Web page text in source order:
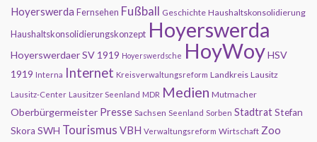
Hoyerswerda Fernsehen Fußball Geschichte Haushaltskonsolidierung
Haushaltskonsolidierungskonzept Hoyerswerda
Hoyerswerdaer SV 1919 Hoyerswerdsche HoyWoyHSV
1919 Interna Internet Kreisverwaltungsreform Landkreis Lausitz
Lausitz-Center Lausitzer Seenland MDR Medien Mutmacher
Oberbürgermeister Presse Sachsen Seenland Sorben StadtratStefan
Skora SWH Tourismus VBH Verwaltungsreform Wirtschaft Zoo